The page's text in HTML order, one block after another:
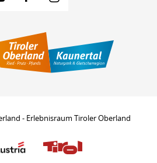
- Erlebnisraum Tiroler Oberland